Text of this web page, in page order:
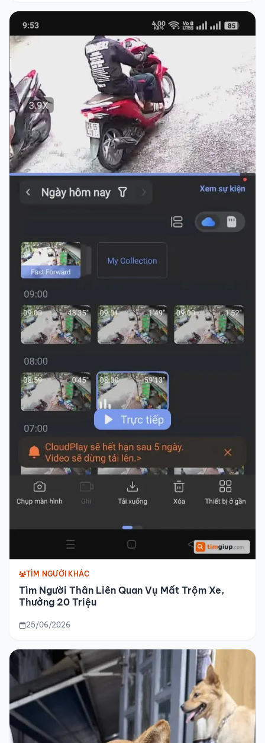
TÌM NGƯỜI KHÁC
Tìm Người Thân Liên Quan Vụ Mất Trộm Xe,
Thưởng 20 Triệu
25/06/2026